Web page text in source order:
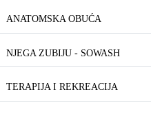
ANATOMSKA OBUĆA
NJEGA ZUBIJU - SOWASH
TERAPIJA I REKREACIJA